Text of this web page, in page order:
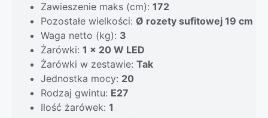
Zawieszenie maks (cm): 172
Pozostałe wielkości: Ø rozety sufitowej 19 cm
Waga netto (kg): 3
Żarówki: 1 x 20 W LED
Żarówki w zestawie: Tak
Jednostka mocy: 20
Rodzaj gwintu: E27
Ilość żarówek: 1